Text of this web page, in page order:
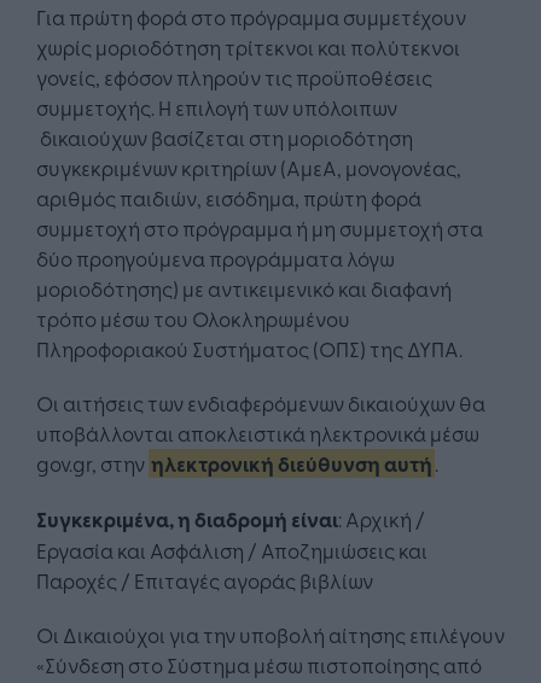
Για πρώτη φορά στο πρόγραμμα συμμετέχουν
χωρίς μοριοδότηση τρίτεκνοι και πολύτεκνοι
γονείς, εφόσον πληρούν τις προϋποθέσεις
συμμετοχής. Η επιλογή των υπόλοιπων
δικαιούχων βασίζεται στη μοριοδότηση
συγκεκριμένων κριτηρίων (ΑμεΑ, μονογονέας,
αριθμός παιδιών, εισόδημα, πρώτη φορά
συμμετοχή στο πρόγραμμα ή μη συμμετοχή στα
δύο προηγούμενα προγράμματα λόγω
μοριοδότησης) με αντικειμενικό και διαφανή
τρόπο μέσω του Ολοκληρωμένου
Πληροφοριακού Συστήματος (ΟΠΣ) της ΔΥΠΑ.
Οι αιτήσεις των ενδιαφερόμενων δικαιούχων θα
υποβάλλονται αποκλειστικά ηλεκτρονικά μέσω
gov.gr, στην ηλεκτρονική διεύθυνση αυτή.
Συγκεκριμένα, η διαδρομή είναι: Αρχική /
Εργασία και Ασφάλιση / Αποζημιώσεις και
Παροχές / Επιταγές αγοράς βιβλίων
Οι Δικαιούχοι για την υποβολή αίτησης επιλέγουν
«Σύνδεση στο Σύστημα μέσω πιστοποίησης από